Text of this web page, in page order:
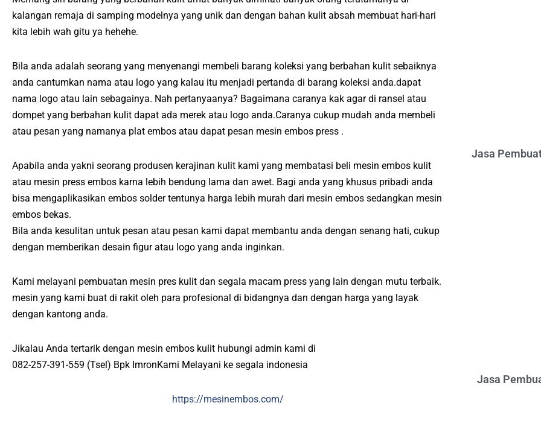
kalangan remaja di samping modelnya yang unik dan dengan bahan kulit absah membuat hari-hari
kita lebih wah gitu ya hehehe.
Bila anda adalah seorang yang menyenangi membeli barang koleksi yang berbahan kulit sebaiknya
anda cantumkan nama atau logo yang kalau itu menjadi pertanda di barang koleksi anda.dapat
nama logo atau lain sebagainya. Nah pertanyaanya? Bagaimana caranya kak agar di ransel atau
dompet yang berbahan kulit dapat ada merek atau logo anda.Caranya cukup mudah anda membeli
atau pesan yang namanya plat embos atau dapat pesan mesin embos press .
Apabila anda yakni seorang produsen kerajinan kulit kami yang membatasi beli mesin embos kulit
atau mesin press embos karna lebih bendung lama dan awet. Bagi anda yang khusus pribadi anda
bisa mengaplikasikan embos solder tentunya harga lebih murah dari mesin embos sedangkan mesin
embos bekas.
Bila anda kesulitan untuk pesan atau pesan kami dapat membantu anda dengan senang hati, cukup
dengan memberikan desain figur atau logo yang anda inginkan.
Kami melayani pembuatan mesin pres kulit dan segala macam press yang lain dengan mutu terbaik.
mesin yang kami buat di rakit oleh para profesional di bidangnya dan dengan harga yang layak
dengan kantong anda.
Jikalau Anda tertarik dengan mesin embos kulit hubungi admin kami di
082-257-391-559 (Tsel) Bpk ImronKami Melayani ke segala indonesia
https://mesinembos.com/
Jasa
Jasa